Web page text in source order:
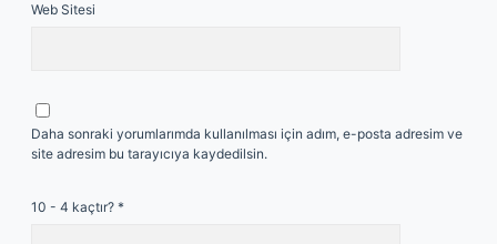
Web Sitesi
Daha sonraki yorumlarımda kullanılması için adım, e-posta adresim ve
site adresim bu tarayıcıya kaydedilsin.
10 - 4 kaçtır? *